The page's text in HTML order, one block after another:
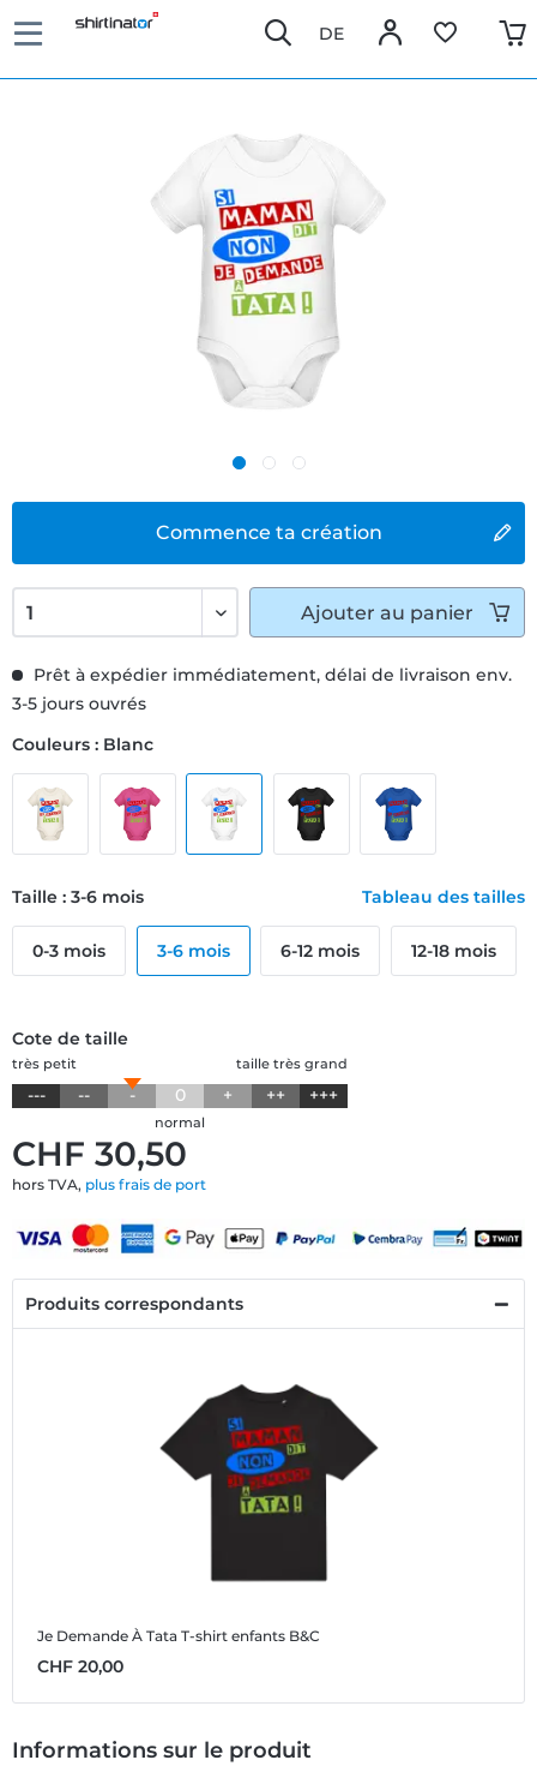
DE
Commence ta création
CHF 30,50
hors TVA, plus frais de port
Prêt à expédier immédiatement, délai de livraison env.
3-5 jours ouvrés
Couleurs : Blanc
Taille : 3-6 mois Tableau des tailles
0-3 mois 3-6 mois 6-12 mois 12-18 mois
Cote de taille
taille très grand
très petit
--- -- - 0 + ++ +++
normal
Ajouter au panier
Produits correspondants
Je Demande À Tata T-shirt enfants B&C
CHF 20,00
Informations sur le produit